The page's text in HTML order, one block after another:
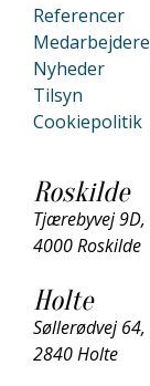
Referencer
Medarbejdere
Nyheder
Tilsyn
Cookiepolitik
Roskilde
Tjærebyvej 9D,
4000 Roskilde
Holte
Søllerødvej 64,
2840 Holte